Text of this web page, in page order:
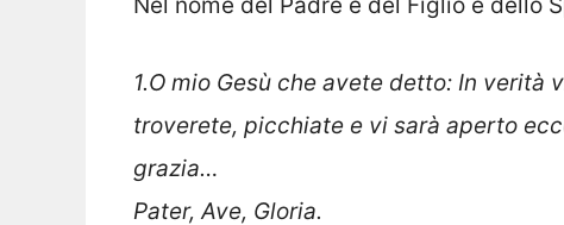
Nel nome del Padre e del Figlio e dello
1.O mio Gesù che avete detto: In verità
troverete, picchiate e vi sarà aperto
grazia…
Pater, Ave, Gloria.